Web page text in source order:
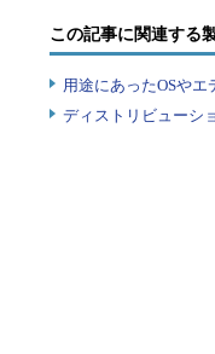
この記事に関連する
用途にあったOSやエ
ディストリビューシ